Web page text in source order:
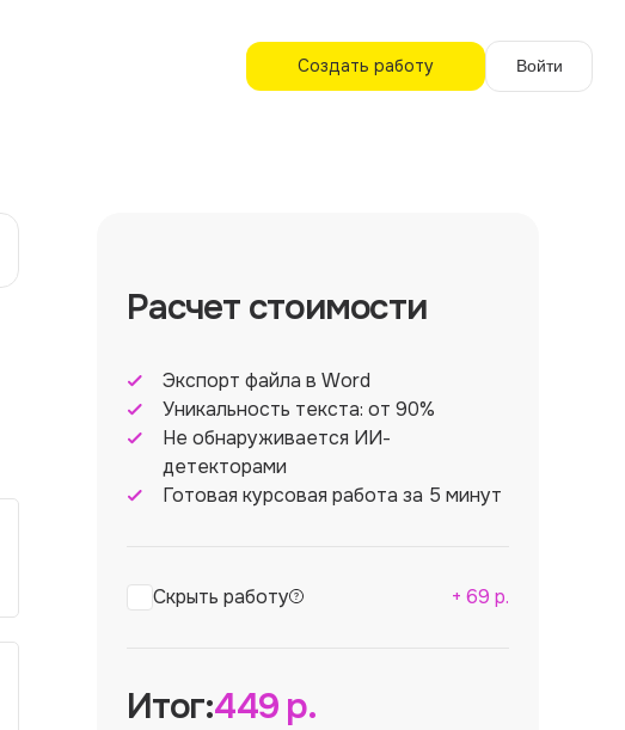
Создать работу Войти
Расчет стоимости
Экспорт файла в Word
Уникальность текста: от 90%
Не обнаруживается ИИ-
детекторами
Готовая курсовая работа за 5 минут
Скрыть работу + 69 р.
Итог:449р.